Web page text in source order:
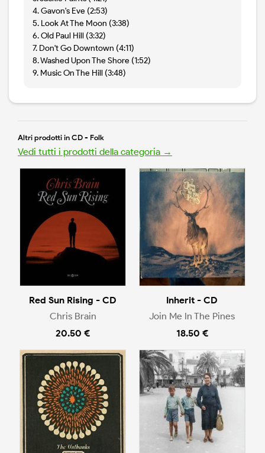
4. Gavon's Eve (2:53)
5. Look At The Moon (3:38)
6. Old Paul Hill (3:32)
7. Don't Go Downtown (4:11)
8. Washed Upon The Shore (1:52)
9. Music On The Hill (3:48)
Altri prodotti in CD - Folk
Vedi tutti i prodotti della categoria →
Red Sun Rising - CD
Chris Brain
20.50 €
Inherit - CD
Join Me In The Pines
18.50 €